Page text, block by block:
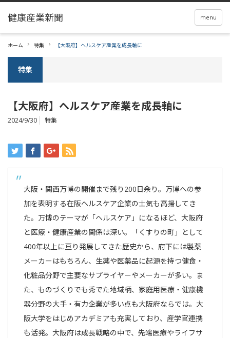
menu
ホーム 特集 【大阪府】ヘルスケア産業を成長軸に
特集
【大阪府】ヘルスケア産業を成長軸に
2024/9/30 特集
大阪・関西万博の開催まで残り200日余り。万博への参
加を表明する在阪ヘルスケア企業の士気も高揚してき
た。万博のテーマが「ヘルスケア」になるほど、大阪府
と医療・健康産業の関係は深い。「くすりの町」として
400年以上に亘り発展してきた歴史から、府下には製薬
メーカーはもちろん、生薬や医薬品に起源を持つ健食・
化粧品分野で主要なサプライヤーやメーカーが多い。ま
た、ものづくりでも秀でた地域柄、家庭用医療・健康機
器分野の大手・有力企業が多い点も大阪府ならでは。大
阪大学をはじめアカデミアも充実しており、産学官連携
も活発。大阪府は成長戦略の中で、先端医療やライフサ